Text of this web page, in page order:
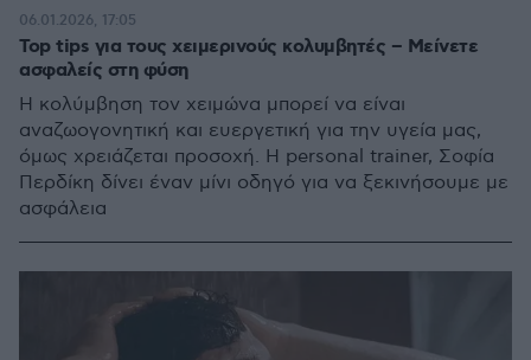
Top tips για τους χειμερινούς κολυμβητές – Μείνετε
ασφαλείς στη φύση
Η κολύμβηση τον χειμώνα μπορεί να είναι
αναζωογονητική και ευεργετική για την υγεία μας,
όμως χρειάζεται προσοχή. Η personal trainer, Σοφία
Περδίκη δίνει έναν μίνι οδηγό για να ξεκινήσουμε με
ασφάλεια
06.01.2026, 17:05